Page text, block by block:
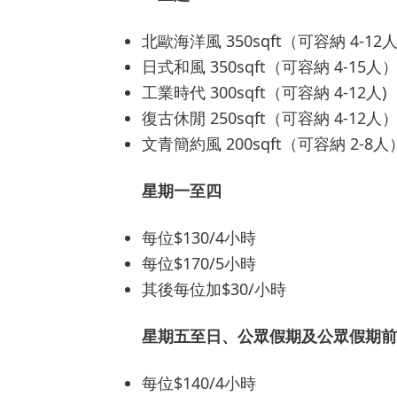
北歐海洋風 350sqft（可容納 4-12人
日式和風 350sqft（可容納 4-15人）
工業時代 300sqft（可容納 4-12人)
復古休閒 250sqft（可容納 4-12人）
文青簡約風 200sqft（可容納 2-8人）
星期一至四
每位$130/4小時
每位$170/5小時
其後每位加$30/小時
星期五至日、公眾假期及公眾假期
每位$140/4小時